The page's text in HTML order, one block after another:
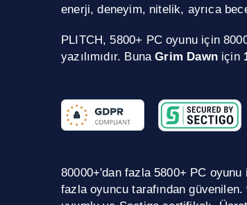
enerji, deneyim, nitelik, ayrıca
PLITCH, 5800+ PC oyunu için
yazılımıdır. BunaGrim Dawniçin
80000+'dan fazla 5800+ PC
fazla oyuncu tarafından güvenilen.